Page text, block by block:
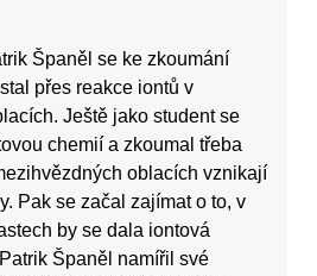
Španěl se ke zkoumání
přes reakce iontů v
Ještě jako student se
chemií a zkoumal třeba
oblacích vznikají
Pak se začal zajímat o to, v
by se dala iontová
Španěl namířil své